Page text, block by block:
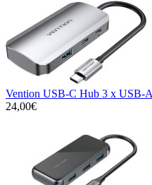
Vention USB-C Hub 3 x USB-
24,00€